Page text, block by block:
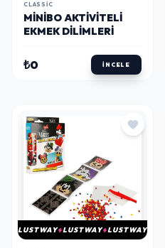
CLASSIC
MINIBO AKTIVITELI
EKMEK DILIMLERI
₺0 İNCELE
LUSTWAY LUSTWAY LUSTWAY